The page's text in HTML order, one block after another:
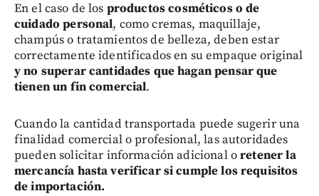
En el caso de los productos cosméticos o de
cuidado personal, como cremas, maquillaje,
champús o tratamientos de belleza, deben estar
correctamente identificados en su empaque original
y no superar cantidades que hagan pensar que
tienen un fin comercial.
Cuando la cantidad transportada puede sugerir una
finalidad comercial o profesional, las autoridades
pueden solicitar información adicional oretener la
mercancía hasta verificar si cumple los requisitos
de importación.